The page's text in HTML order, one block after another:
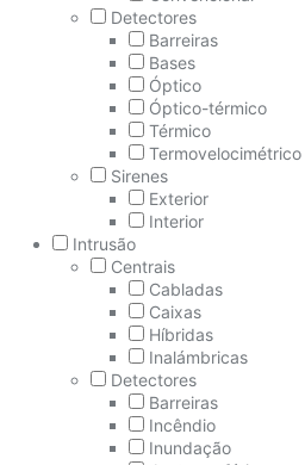
Detectores
Barreiras
Bases
Óptico
Óptico-térmico
Térmico
Termovelocimétrico
Sirenes
Exterior
Interior
Intrusão
Centrais
Cabladas
Caixas
Híbridas
Inalámbricas
Detectores
Barreiras
Incêndio
Inundação